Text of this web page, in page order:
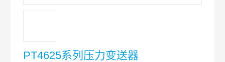
PT4625系列压力变送器